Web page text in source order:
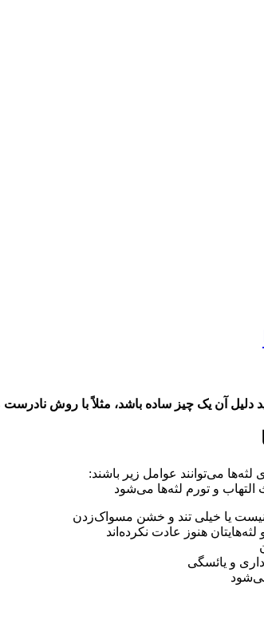
دلیل آن یک چیز ساده باشد، مثلاً با روش
می‌توانند عوامل زیر باشند:
نیست یا خیلی تند و خشن مسواک‌زدن
هنوز عادت نکرده‌اند
و یائسگی